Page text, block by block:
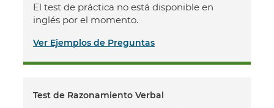
El test de práctica no está disponible en
inglés por el momento.
Ver Ejemplos de Preguntas
Test de Razonamiento Verbal